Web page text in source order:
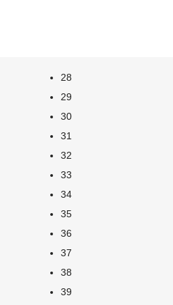
28
29
30
31
32
33
34
35
36
37
38
39